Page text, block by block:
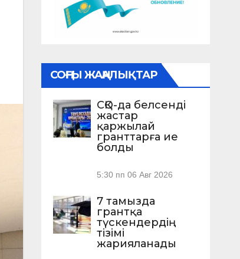
СОҢҒЫ ЖАҢАЛЫҚТАР
СҚО-да белсенді
жастар
қаржылай
гранттарға ие
болды
5:30 пп 06 Авг 2026
7 тамызда
грантқа
түскендердің
тізімі
жарияланады